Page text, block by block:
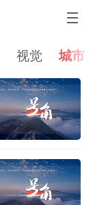
视觉 城市